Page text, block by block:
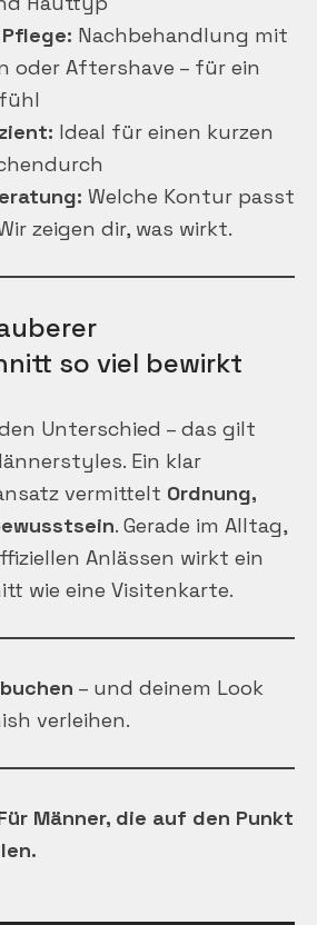
Nachbehandlung mit
oder Aftershave – für ein
Ideal für einen kurzen
Welche Kontur passt
zeigen dir, was wirkt.
so viel bewirkt
Unterschied – das gilt
Ein klar
vermittelt Ordnung,
. Gerade im Alltag,
Anlässen wirkt ein
wie eine Visitenkarte.
– und deinem Look
verleihen.
Männer, die auf den Punkt